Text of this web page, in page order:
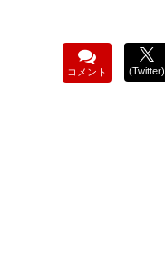
コメント (Twitter)